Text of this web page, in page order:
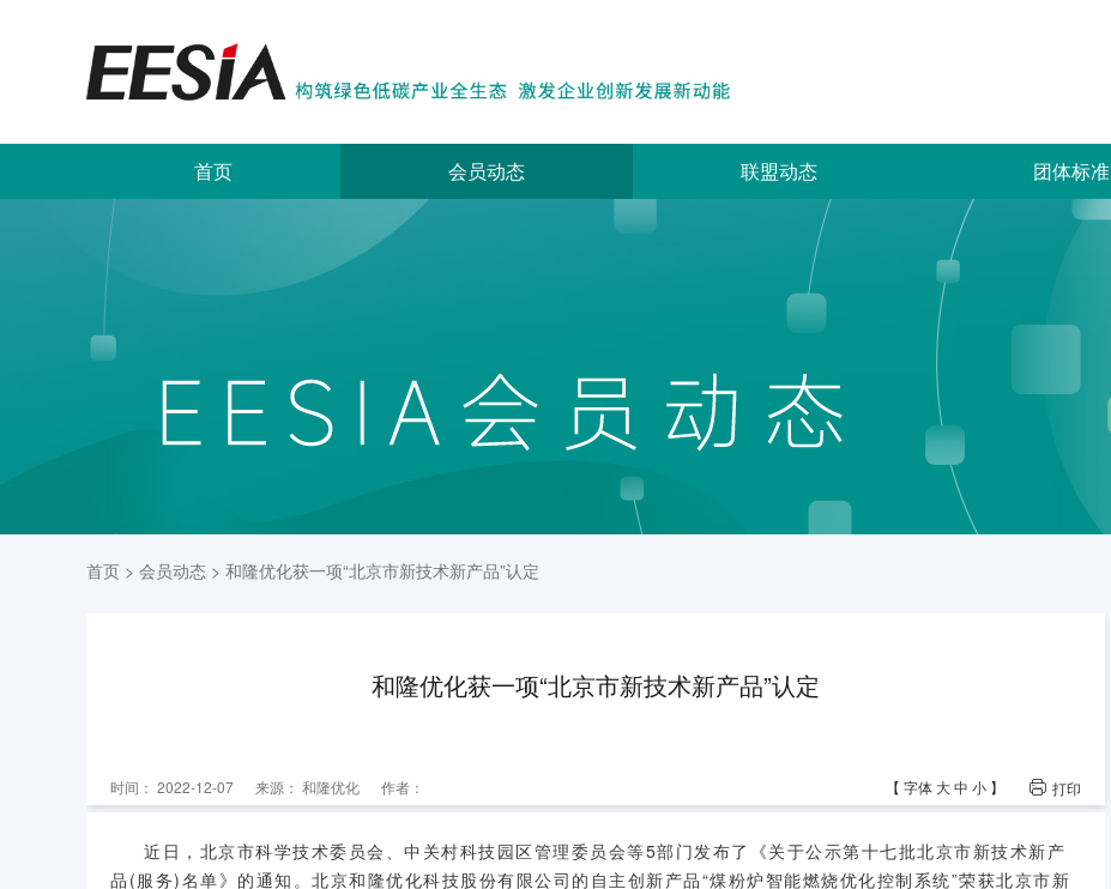
首页 会员动态 联盟动态 团体标准
首页 > 会员动态 > 和隆优化获一项“北京市新技术新产品”认定
和隆优化获一项“北京市新技术新产品”认定
时间： 2022-12-07 来源： 和隆优化 作者： 打印
【 字体 大中 小 】
近日，北京市科学技术委员会、中关村科技园区管理委员会等5部门发布了《关于公示第十七批北京市新技术新产
品(服务)名单》的通知。北京和隆优化科技股份有限公司的自主创新产品“煤粉炉智能燃烧优化控制系统”荣获北京市新